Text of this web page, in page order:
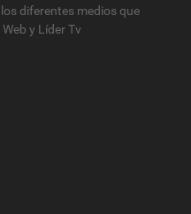
diferentes medios que
y Líder Tv